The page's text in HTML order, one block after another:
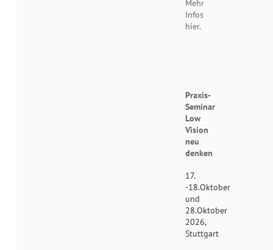
Mehr
Infos
hier.
Praxis-
Seminar
Low
Vision
neu
denken
17.
-18.Oktober
und
28.Oktober
2026,
Stuttgart